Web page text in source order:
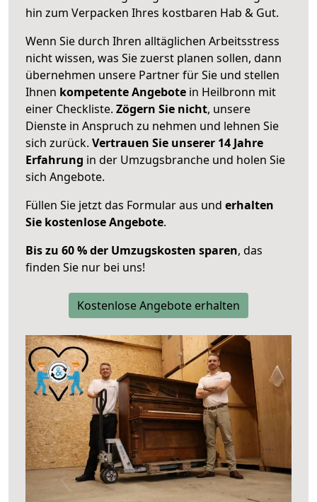
hin zum Verpacken Ihres kostbaren Hab & Gut.
Wenn Sie durch Ihren alltäglichen Arbeitsstress
nicht wissen, was Sie zuerst planen sollen, dann
übernehmen unsere Partner für Sie und stellen
Ihnen kompetente Angebote in Heilbronn mit
einer Checkliste. Zögern Sie nicht, unsere
Dienste in Anspruch zu nehmen und lehnen Sie
sich zurück. Vertrauen Sie unserer 14 Jahre
Erfahrung in der Umzugsbranche und holen Sie
sich Angebote.
Füllen Sie jetzt das Formular aus und erhalten
Sie kostenlose Angebote.
Bis zu 60 % der Umzugskosten sparen, das
finden Sie nur bei uns!
Kostenlose Angebote erhalten